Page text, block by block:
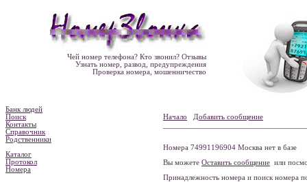
Чей номер телефона? Кто звонил? Отзывы
Узнать номер, развод, предупреждения
Проверка номера, мошенничество
Банк людей
Поиск
Контакты
Справочник
Родственники
Каталог
Протокол
Номера
Начало Добавить сообщение
Номера 74991196904 Москва нет в базе
Вы можете Оставить сообщение или
Принадлежность номера и поиск номера